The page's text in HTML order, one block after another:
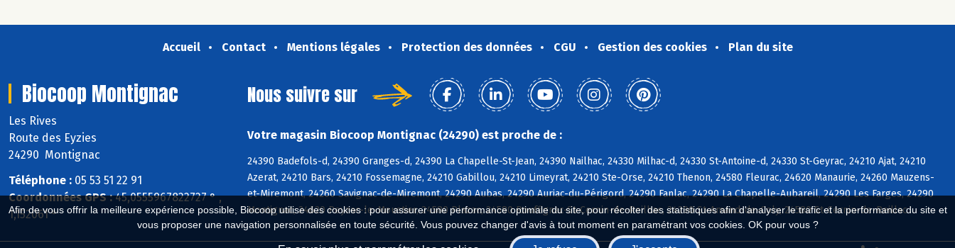
Afin de vous offrir la meilleure expérience possible, Biocoop utilise des cookies : pour assurer une performance optimale du site, pour récolter des statistiques afin d'analyser le trafic et la performance du site et
vous proposer une navigation personnalisée en toute sécurité. Vous pouvez changer d'avis à tout moment en paramétrant vos cookies. OK pour vous ?
Accueil Contact Mentions légales Protection des données CGU Gestion des cookies Plan du site
Biocoop Montignac
Les Rives
Route des Eyzies
24290 Montignac
Téléphone : 05 53 51 22 91
Coordonnées GPS :45,0555967822727 ° ,
1,152061 °
Nous suivre sur
Votre magasin Biocoop Montignac (24290) est proche de :
24390 Badefols-d, 24390 Granges-d, 24390 La Chapelle-St-Jean, 24390 Nailhac, 24330 Milhac-d, 24330 St-Antoine-d, 24330 St-Geyrac, 24210 Ajat, 24210
Azerat, 24210 Bars, 24210 Fossemagne, 24210 Gabillou, 24210 Limeyrat, 24210 Ste-Orse, 24210 Thenon, 24580 Fleurac, 24620 Manaurie, 24260 Mauzens-
et-Miremont, 24260 Savignac-de-Miremont, 24290 Aubas, 24290 Auriac-du-Périgord, 24290 Fanlac, 24290 La Chapelle-Aubareil, 24290 Les Farges, 24290
Montignac, 24620 Peyzac-le-Moustier, 24580 Plazac, 24580 Rouffignac-St-Cernin-de-Reilhac, 24290 St-Amand-de-Coly, 24580 St-Cernin-de-Reillac